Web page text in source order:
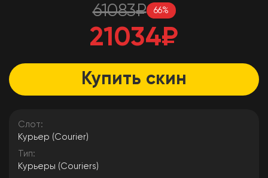
61083₽
21034₽
66%
Купить скин
Слот:
Курьер (Courier)
Тип:
Курьеры (Couriers)